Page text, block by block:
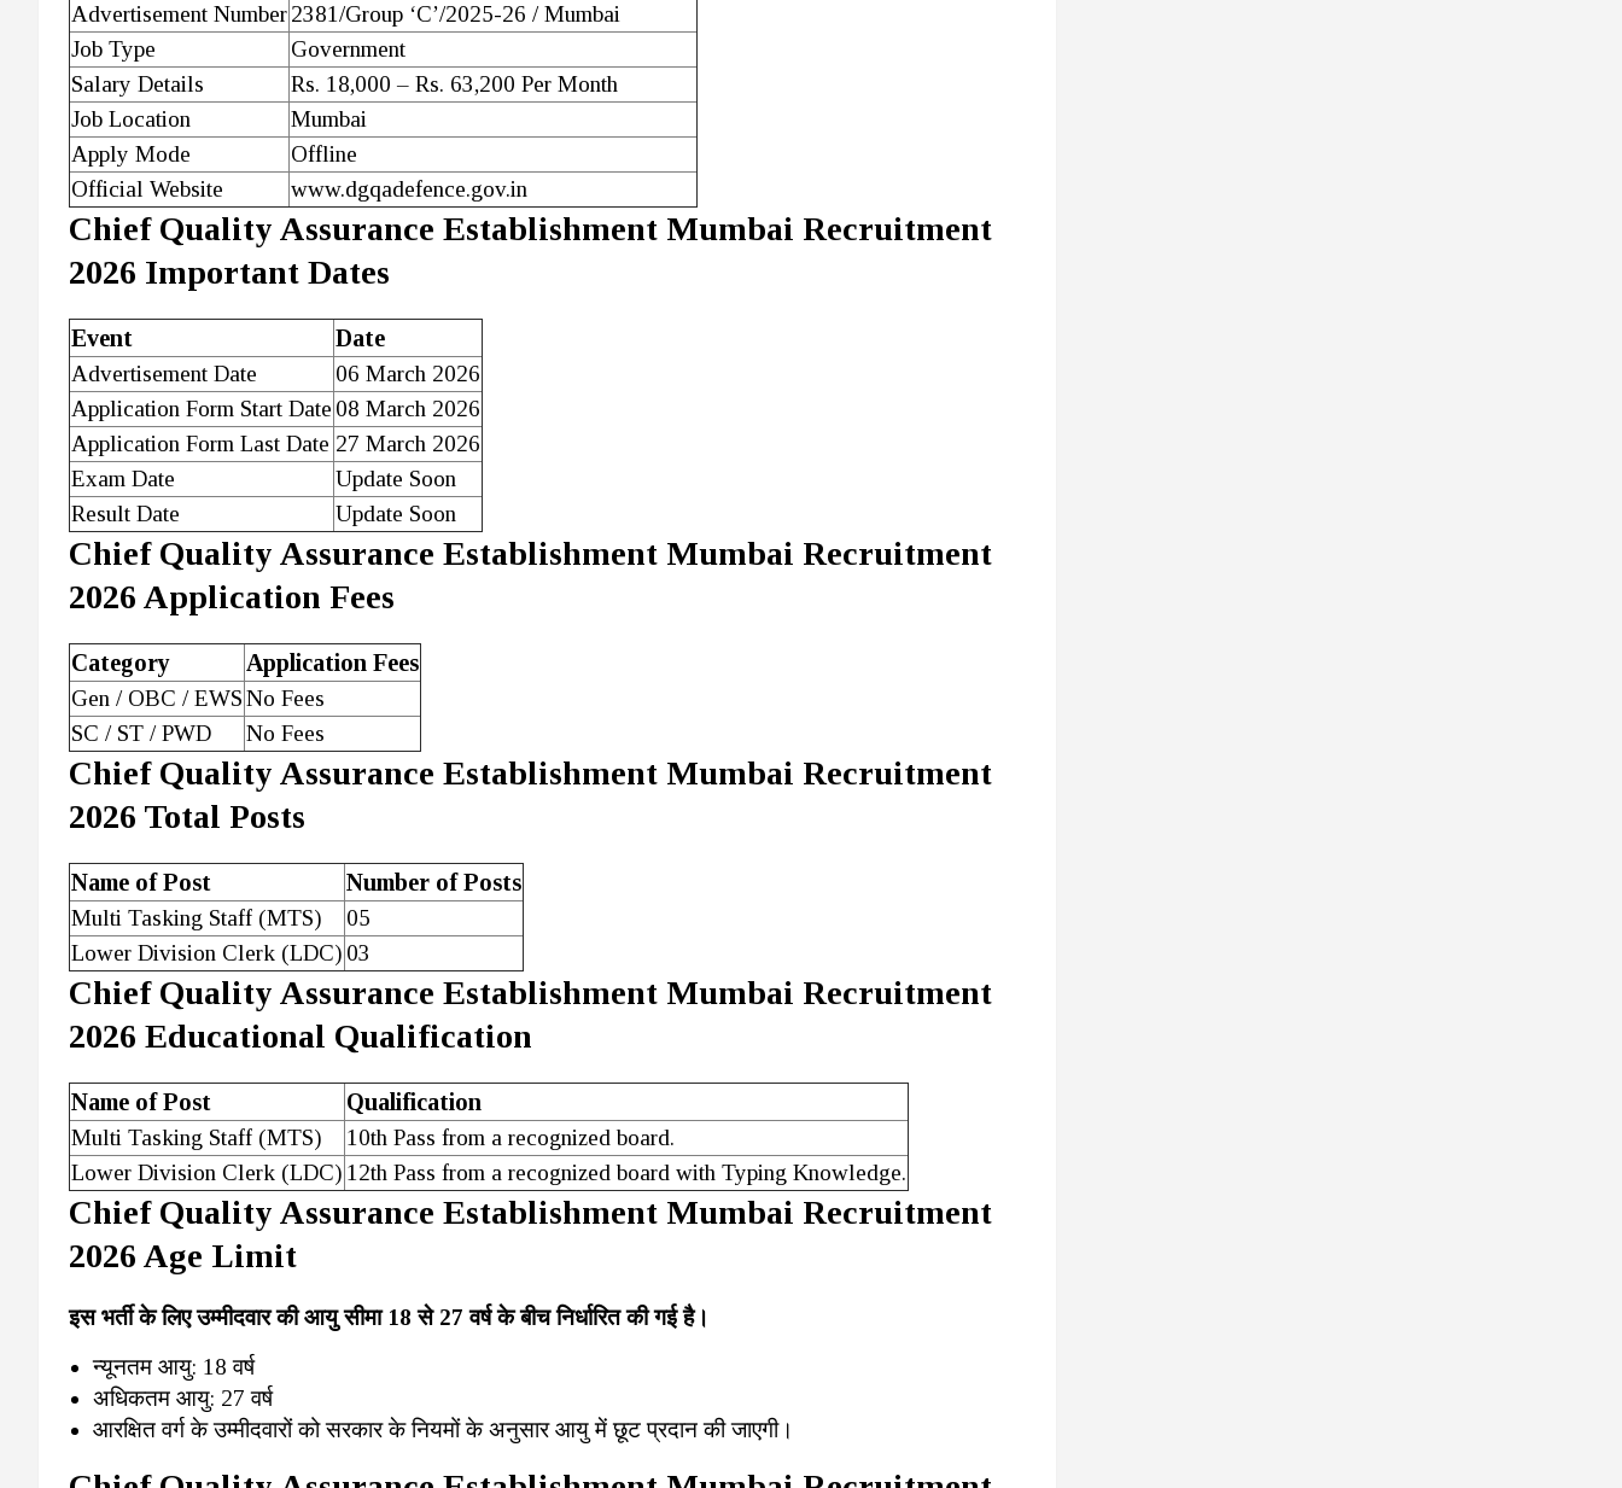
Advertisement Number2381/Group ‘C’/2025-26 / Mumbai
Job Type
Government
Salary Details
Rs. 18,000 – Rs. 63,200 Per Month
Job Location
Mumbai
Apply Mode
Offline
Official Website
www.dgqadefence.gov.in
Chief Quality Assurance Establishment Mumbai Recruitment
2026 Important Dates
Event Date
Advertisement Date
06 March 2026
Application Form Start Date 08 March 2026
Application Form Last Date 27 March 2026
Exam Date
Update Soon
Result Date
Update Soon
Chief Quality Assurance Establishment Mumbai Recruitment
2026 Application Fees
Category Application Fees
Gen / OBC / EWSNo Fees
SC / ST / PWD
No Fees
Chief Quality Assurance Establishment Mumbai Recruitment
2026 Total Posts
Name of Post Number of Posts
Multi Tasking Staff (MTS)
05
Lower Division Clerk (LDC) 03
Chief Quality Assurance Establishment Mumbai Recruitment
2026 Educational Qualification
Name of Post Qualification
Multi Tasking Staff (MTS)
10th Pass from a recognized board.
Lower Division Clerk (LDC) 12th Pass from a recognized board with Typing Knowledge.
Chief Quality Assurance Establishment Mumbai Recruitment
2026 Age Limit
इस भर्ती के लिए उम्मीदवार की आयु सीमा 18 से 27 वर्ष के बीच निर्धारित की गई है।
न्यूनतम आयु: 18 वर्ष
अधिकतम आयु: 27 वर्ष
आरक्षित वर्ग के उम्मीदवारों को सरकार के नियमों के अनुसार आयु में छूट प्रदान की जाएगी।